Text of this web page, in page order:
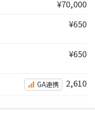
¥70,000
¥650
¥650
GA連携 2,610